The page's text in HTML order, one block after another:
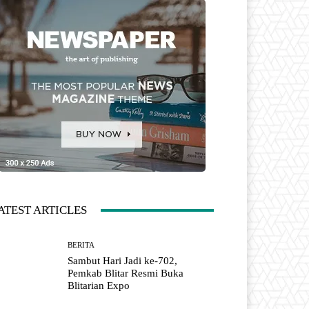
ARTICLES
BERITA
Sambut Hari Jadi ke-702,
Pemkab Blitar Resmi Buka
Blitarian Expo